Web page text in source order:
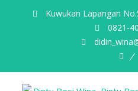
Kuwukan Lapangan
0821-